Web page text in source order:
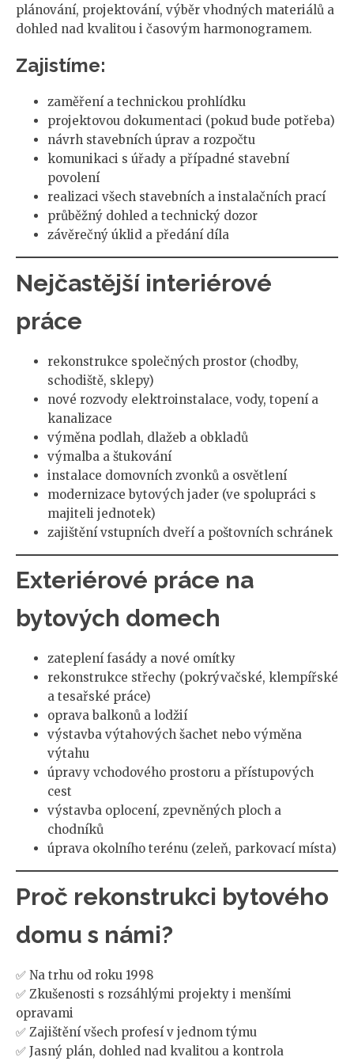
plánování, projektování, výběr vhodných materiálů a
dohled nad kvalitou i časovým harmonogramem.
Zajistíme:
zaměření a technickou prohlídku
projektovou dokumentaci (pokud bude potřeba)
návrh stavebních úprav a rozpočtu
komunikaci s úřady a případné stavební
povolení
realizaci všech stavebních a instalačních prací
průběžný dohled a technický dozor
závěrečný úklid a předání díla
Nejčastější interiérové
práce
rekonstrukce společných prostor (chodby,
schodiště, sklepy)
nové rozvody elektroinstalace, vody, topení a
kanalizace
výměna podlah, dlažeb a obkladů
výmalba a štukování
instalace domovních zvonků a osvětlení
modernizace bytových jader (ve spolupráci s
majiteli jednotek)
zajištění vstupních dveří a poštovních schránek
Exteriérové práce na
bytových domech
zateplení fasády a nové omítky
rekonstrukce střechy (pokrývačské, klempířské
a tesařské práce)
oprava balkonů a lodžií
výstavba výtahových šachet nebo výměna
výtahu
úpravy vchodového prostoru a přístupových
cest
výstavba oplocení, zpevněných ploch a
chodníků
úprava okolního terénu (zeleň, parkovací místa)
Proč rekonstrukci bytového
domu s námi?
✅ Na trhu od roku 1998
✅ Zkušenosti s rozsáhlými projekty i menšími
opravami
✅ Zajištění všech profesí v jednom týmu
✅ Jasný plán, dohled nad kvalitou a kontrola